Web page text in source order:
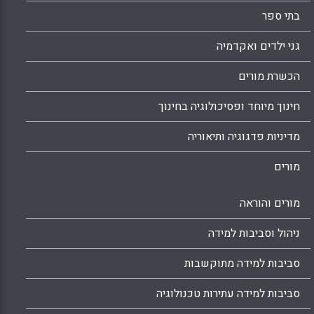
בתי ספר
גני ילדים ואקדמיה
הכשרת מורים
חינוך מיוחד ופסיכולוגיה בחינוך
מדיניות פדגוגיה ותיאוריה
מורים
מורים והוראה
ניהול וסביבות למידה
סביבות למידה מתוקשבות
סביבות למידה עתירות טכנולוגיה